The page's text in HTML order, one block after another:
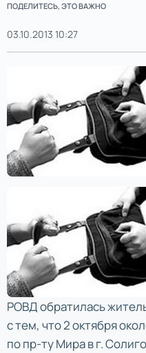
ПОДЕЛИТЕСЬ, ЭТО ВАЖНО
03.10.2013 10:27
РОВД обратилась
с тем, что 2 октября
по пр-ту Мира в г.